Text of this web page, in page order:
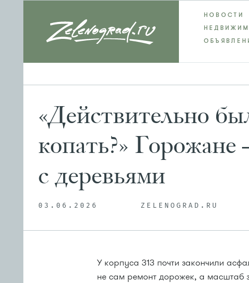
НОВОСТИ
«Действительно
копать?»
с деревьями
03.06.2026 ZELENOGRAD.RU
У корпуса 313 почти закончили
не сам ремонт дорожек, а масштаб